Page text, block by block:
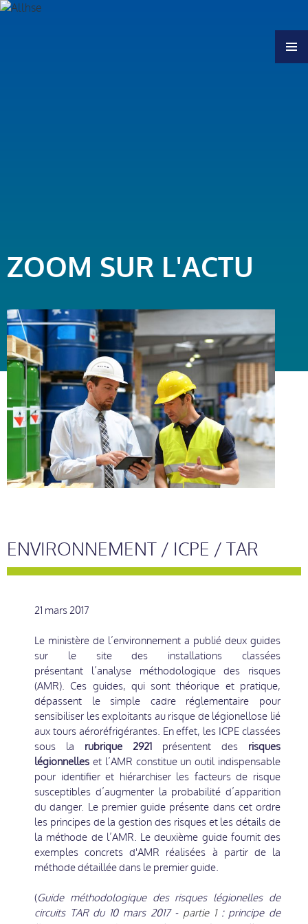
ZOOM SUR L'ACTU
ENVIRONNEMENT / ICPE / TAR
21 mars 2017
Le ministère de l’environnement a publié deux guides
sur le site des installations classées
présentant l’analyse méthodologique des risques
(AMR). Ces guides, qui sont théorique et pratique,
dépassent le simple cadre réglementaire pour
sensibiliser les exploitants au risque de légionellose lié
aux tours aéroréfrigérantes. En effet, les ICPE classées
sous la rubrique 2921 présentent des risques
légionnelles et l’AMR constitue un outil indispensable
pour identifier et hiérarchiser les facteurs de risque
susceptibles d’augmenter la probabilité d’apparition
du danger. Le premier guide présente dans cet ordre
les principes de la gestion des risques et les détails de
la méthode de l’AMR. Le deuxième guide fournit des
exemples concrets d'AMR réalisées à partir de la
méthode détaillée dans le premier guide.
(Guide méthodologique des risques légionelles de
circuits TAR du 10 mars 2017 - partie 1: principe de